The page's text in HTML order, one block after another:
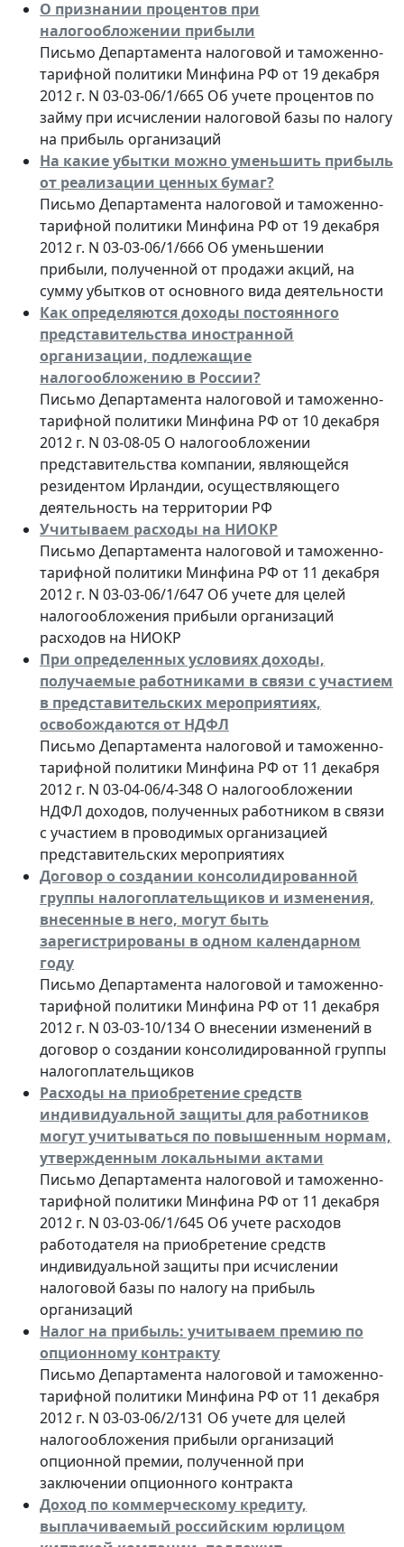
О признании процентов при
налогообложении прибыли
Письмо Департамента налоговой и таможенно-
тарифной политики Минфина РФ от 19 декабря
2012 г. N 03-03-06/1/665 Об учете процентов по
займу при исчислении налоговой базы по налогу
на прибыль организаций
На какие убытки можно уменьшить прибыль
от реализации ценных бумаг?
Письмо Департамента налоговой и таможенно-
тарифной политики Минфина РФ от 19 декабря
2012 г. N 03-03-06/1/666 Об уменьшении
прибыли, полученной от продажи акций, на
сумму убытков от основного вида деятельности
Как определяются доходы постоянного
представительства иностранной
организации, подлежащие
налогообложению в России?
Письмо Департамента налоговой и таможенно-
тарифной политики Минфина РФ от 10 декабря
2012 г. N 03-08-05 О налогообложении
представительства компании, являющейся
резидентом Ирландии, осуществляющего
деятельность на территории РФ
Учитываем расходы на НИОКР
Письмо Департамента налоговой и таможенно-
тарифной политики Минфина РФ от 11 декабря
2012 г. N 03-03-06/1/647 Об учете для целей
налогообложения прибыли организаций
расходов на НИОКР
При определенных условиях доходы,
получаемые работниками в связи с участием
в представительских мероприятиях,
освобождаются от НДФЛ
Письмо Департамента налоговой и таможенно-
тарифной политики Минфина РФ от 11 декабря
2012 г. N 03-04-06/4-348 О налогообложении
НДФЛ доходов, полученных работником в связи
с участием в проводимых организацией
представительских мероприятиях
Договор о создании консолидированной
группы налогоплательщиков и изменения,
внесенные в него, могут быть
зарегистрированы в одном календарном
году
Письмо Департамента налоговой и таможенно-
тарифной политики Минфина РФ от 11 декабря
2012 г. N 03-03-10/134 О внесении изменений в
договор о создании консолидированной группы
налогоплательщиков
Расходы на приобретение средств
индивидуальной защиты для работников
могут учитываться по повышенным нормам,
утвержденным локальными актами
Письмо Департамента налоговой и таможенно-
тарифной политики Минфина РФ от 11 декабря
2012 г. N 03-03-06/1/645 Об учете расходов
работодателя на приобретение средств
индивидуальной защиты при исчислении
налоговой базы по налогу на прибыль
организаций
Налог на прибыль: учитываем премию по
опционному контракту
Письмо Департамента налоговой и таможенно-
тарифной политики Минфина РФ от 11 декабря
2012 г. N 03-03-06/2/131 Об учете для целей
налогообложения прибыли организаций
опционной премии, полученной при
заключении опционного контракта
Доход по коммерческому кредиту,
выплачиваемый российским юрлицом